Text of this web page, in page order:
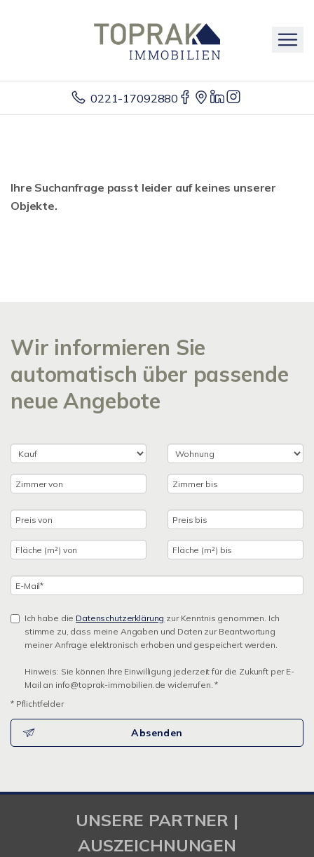
0221-17092880
Ihre Suchanfrage passt leider auf keines unserer
Objekte.
Wir informieren Sie
automatisch über passende
neue Angebote
Ich habe die Datenschutzerklärung zur Kenntnis genommen. Ich
stimme zu, dass meine Angaben und Daten zur Beantwortung
meiner Anfrage elektronisch erhoben und gespeichert werden.
Hinweis: Sie können Ihre Einwilligung jederzeit für die Zukunft per E-
Mail an info@toprak-immobilien.de widerrufen. *
* Pflichtfelder
Absenden
UNSERE PARTNER |
AUSZEICHNUNGEN